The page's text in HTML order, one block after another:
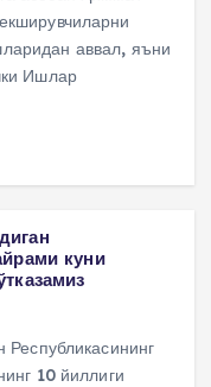
аввал, яъни
Ишлар
куни
Республикасининг
10 йиллиги